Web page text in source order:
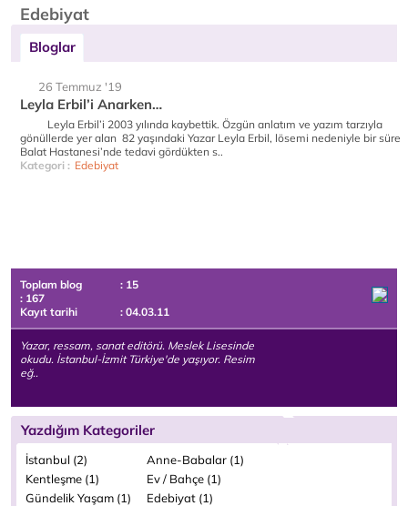
Edebiyat
Bloglar
26 Temmuz '19
Leyla Erbil’i Anarken…
Leyla Erbil’i 2003 yılında kaybettik. Özgün anlatım ve yazım tarzıyla
gönüllerde yer alan 82 yaşındaki Yazar Leyla Erbil, lösemi nedeniyle bir süre
Balat Hastanesi’nde tedavi gördükten s..
Kategori : Edebiyat
Toplam blog
: 15
: 167
Kayıt tarihi
: 04.03.11
Yazar, ressam, sanat editörü. Meslek Lisesinde
okudu. İstanbul-İzmit Türkiye'de yaşıyor. Resim
eğ..
Yazdığım Kategoriler
İstanbul (2)
Anne-Babalar (1)
Kentleşme (1)
Ev / Bahçe (1)
Gündelik Yaşam (1)
Edebiyat (1)